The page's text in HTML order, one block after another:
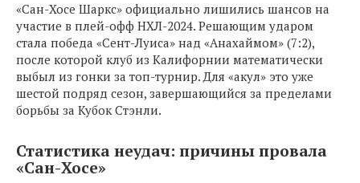
«Сан-Хосе Шаркс» официально лишились шансов на
участие в плей-офф НХЛ-2024. Решающим ударом
стала победа «Сент-Луиса» над «Анахаймом» (7:2),
после которой клуб из Калифорнии математически
выбыл из гонки за топ-турнир. Для «акул» это уже
шестой подряд сезон, завершающийся за пределами
борьбы за Кубок Стэнли.
Статистика неудач: причины провала
«Сан-Хосе»